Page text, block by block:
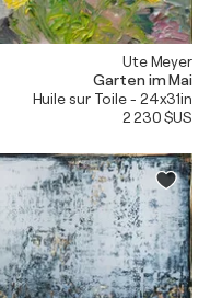
Ute Meyer
Garten im Mai
Huile sur Toile - 24x31in
2 230 $US